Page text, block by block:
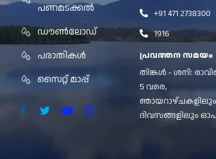
പണമടക്കൽ
ഡൗൺലോഡ്
പരാതികൾ
സൈറ്റ് മാപ്പ്
+91 471 2738300
1916
പ്രവത്തന സമയം
തിങ്കൾ - ശനി:
5 വരെ,
ദിവസങ്ങളിലും